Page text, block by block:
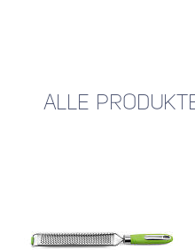
ALLE